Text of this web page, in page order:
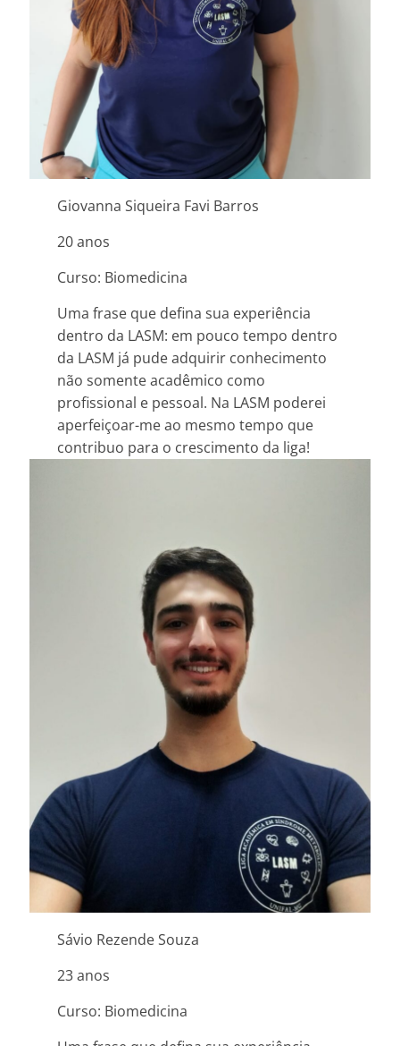
Giovanna Siqueira Favi Barros
20 anos
Curso: Biomedicina
Uma frase que defina sua experiência
dentro da LASM: em pouco tempo dentro
da LASM já pude adquirir conhecimento
não somente acadêmico como
profissional e pessoal. Na LASM poderei
aperfeiçoar-me ao mesmo tempo que
contribuo para o crescimento da liga!
Sávio Rezende Souza
23 anos
Curso: Biomedicina